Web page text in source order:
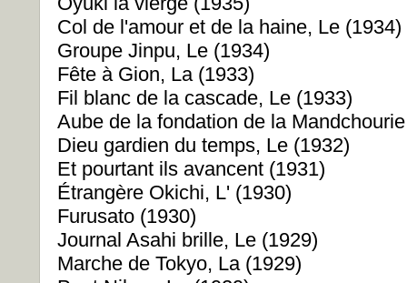
Col de l'amour et de la haine, Le (1934)
Groupe Jinpu, Le (1934)
Fête à Gion, La (1933)
Fil blanc de la cascade, Le (1933)
Aube de la fondation de la
Dieu gardien du temps, Le (1932)
Et pourtant ils avancent (1931)
Étrangère Okichi, L' (1930)
Furusato (1930)
Journal Asahi brille, Le (1929)
Marche de Tokyo, La (1929)